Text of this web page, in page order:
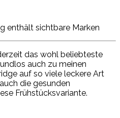
enthält sichtbare Marken
das wohl beliebteste
auch zu meinen
auf so viele leckere Art
die gesunden
Frühstücksvariante.